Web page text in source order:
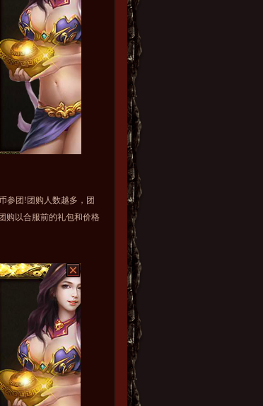
参团!团购人数越多，团
购以合服前的礼包和价格